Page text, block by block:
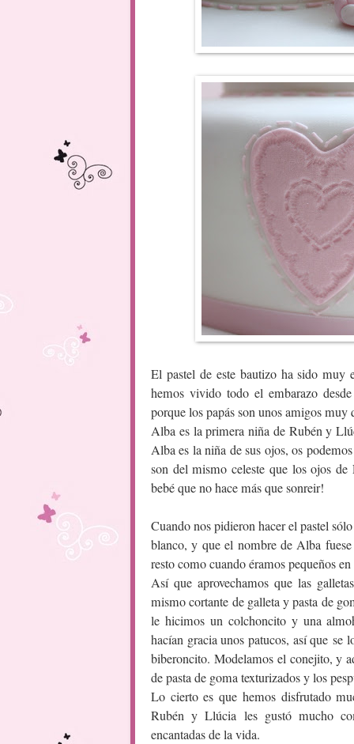
El pastel de este bautizo ha sido muy
hemos vivido todo el embarazo
porque los papás son unos amigos muy
Alba es la primera niña de Rubén y
Alba es la niña de sus ojos, os
son del mismo celeste que los ojos
bebé que no hace más que sonreir!
Cuando nos pidieron hacer el pastel
blanco, y que el nombre de Alba
resto como cuando éramos pequeños
Así que aprovechamos que las
mismo cortante de galleta y pasta de
le hicimos un colchoncito y una
hacían gracia unos patucos, así que se
biberoncito. Modelamos el conejito, y
de pasta de goma texturizados y los
Lo cierto es que hemos disfrutado
Rubén y Llúcia les gustó mucho
encantadas de la vida.